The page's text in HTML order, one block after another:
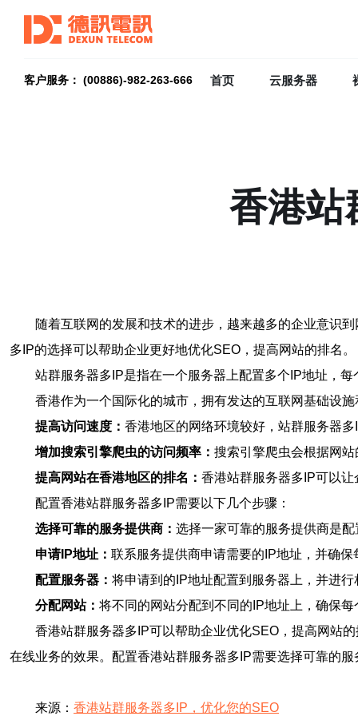
客户服务： (00886)-982-263-666 首页 云服务器
香港站
随着互联网的发展和技术的进步，越来越多的企业意识
多IP的选择可以帮助企业更好地优化SEO，提高网站的排名。
站群服务器多IP是指在一个服务器上配置多个IP地址，
香港作为一个国际化的城市，拥有发达的互联网基础设
提高访问速度： 香港地区的网络环境较好，站群服务器
增加搜索引擎爬虫的访问频率： 搜索引擎爬虫会根据网
提高网站在香港地区的排名： 香港站群服务器多IP可以
配置香港站群服务器多IP需要以下几个步骤：
选择可靠的服务提供商： 选择一家可靠的服务提供商是
申请IP地址： 联系服务提供商申请需要的IP地址，并确
配置服务器： 将申请到的IP地址配置到服务器上，并进
分配网站： 将不同的网站分配到不同的IP地址上，确保
香港站群服务器多IP可以帮助企业优化SEO，提高网站
在线业务的效果。配置香港站群服务器多IP需要选择可靠的
来源： 香港站群服务器多IP，优化您的SEO